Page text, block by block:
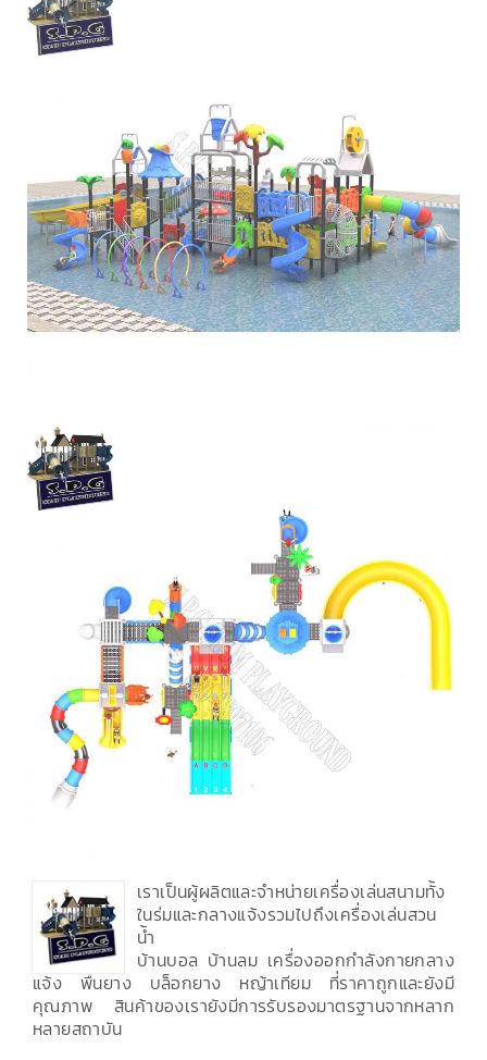
เราเป็นผู้ผลิตและจำหน่ายเครื่องเล่นสนามทั้ง
ในร่มและกลางแจ้งรวมไปถึงเครื่องเล่นสวน
น้ำ
บ้านบอล บ้านลม เครื่องออกกำลังกายกลาง
แจ้ง พื้นยาง บล็อกยาง หญ้าเทียม ที่ราคาถูกและยังมี
คุณภาพ สินค้าของเรายังมีการรับรองมาตรฐานจากหลาก
หลายสถาบัน